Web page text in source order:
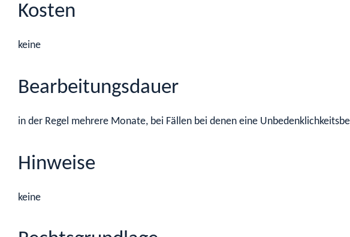
Kosten
keine
Bearbeitungsdauer
in der Regel mehrere Monate, bei Fällen bei denen eine
Hinweise
keine